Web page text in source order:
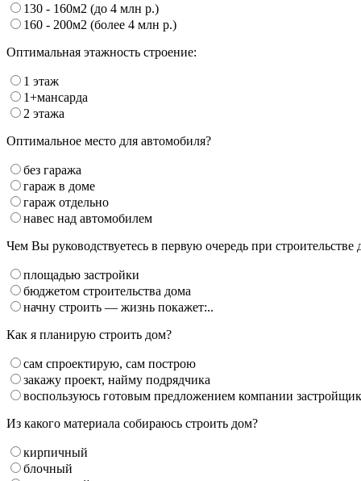
130 - 160м2 (до 4 млн р.)
160 - 200м2 (более 4 млн р.)
Оптимальная этажность строение:
1 этаж
1+мансарда
2 этажа
Оптимальное место для автомобиля?
без гаража
гараж в доме
гараж отдельно
навес над автомобилем
Чем Вы руководствуетесь в первую очередь при строительстве
площадью застройки
бюджетом строительства дома
начну строить — жизнь покажет:..
Как я планирую строить дом?
сам спроектирую, сам построю
закажу проект, найму подрядчика
воспользуюсь готовым предложением компании
Из какого материала собираюсь строить дом?
кирпичный
блочный